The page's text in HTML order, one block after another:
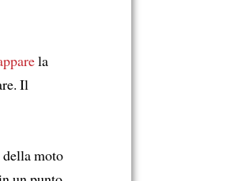
la
Il
moto